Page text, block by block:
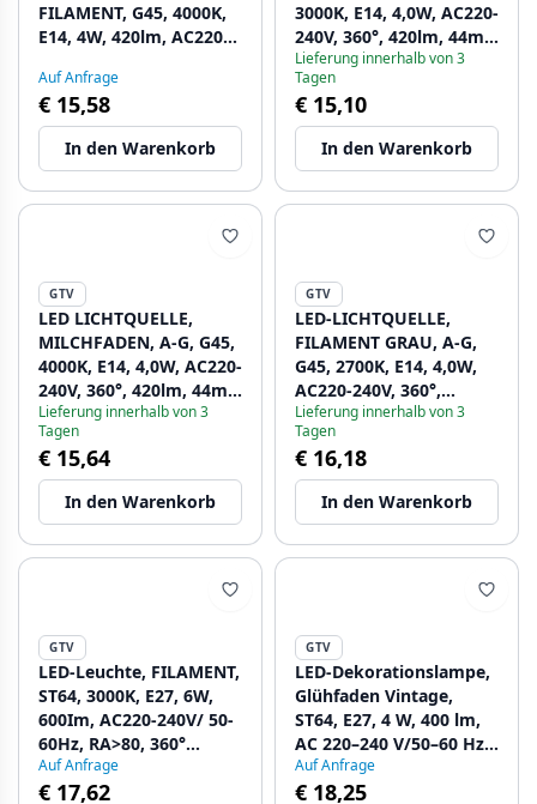
FILAMENT, G45, 4000K,
E14, 4W, 420lm, AC220-
360° 1208962779 - Set
mit 5
Auf Anfrage
€ 15,58
In den Warenkorb
3000K, E14, 4,0W, AC220-
240V, 360°, 420lm, 44mA
1208962780 - Set mit 6
Lieferung innerhalb von 3
Tagen
€ 15,10
In den Warenkorb
GTV
LED LICHTQUELLE,
MILCHFADEN, A-G, G45,
4000K, E14, 4,0W, AC220-
240V, 360°, 420lm, 44mA
1208962781 - Set mit 6
Lieferung innerhalb von 3
Tagen
€ 15,64
In den Warenkorb
GTV
LED-LICHTQUELLE,
FILAMENT GRAU, A-G,
G45, 2700K, E14, 4,0W,
AC220-240V, 360°,
300lm, 44mA
1208962782 - Set mit 6
Lieferung innerhalb von 3
Tagen
€ 16,18
In den Warenkorb
GTV
LED-Leuchte, FILAMENT,
ST64, 3000K, E27, 6W,
600Im, AC220-240V/ 50-
60Hz, RA>80, 360°
1208963175 - Set mit 4
Auf Anfrage
€ 17,62
GTV
LED-Dekorationslampe,
Glühfaden Vintage,
ST64, E27, 4 W, 400 lm,
AC 220–240 V/50–60 Hz,
PF > 0,5, 3000 K
1208963178 - Set mit 3
Auf Anfrage
€ 18,25